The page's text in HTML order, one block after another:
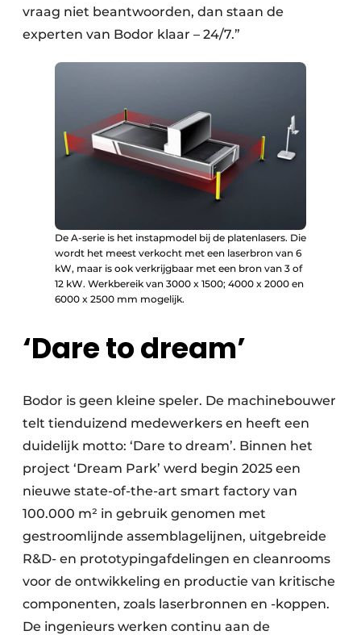
vraag niet beantwoorden, dan staan de
experten van Bodor klaar – 24/7.”
De A-serie is het instapmodel bij de platenlasers. Die
wordt het meest verkocht met een laserbron van 6
kW, maar is ook verkrijgbaar met een bron van 3 of
12 kW. Werkbereik van 3000 x 1500; 4000 x 2000 en
6000 x 2500 mm mogelijk.
‘Dare to dream’
Bodor is geen kleine speler. De machine­bouwer
telt tienduizend medewerkers en heeft een
duidelijk motto: ‘Dare to dream’. Binnen het
project ‘Dream Park’ werd begin 2025 een
nieuwe state-of-the-art smart factory van
100.000 m² in gebruik genomen met
gestroomlijnde assemblagelijnen, uitgebreide
R&D- en prototypingafdelingen en cleanrooms
voor de ontwikkeling en productie van kritische
componenten, zoals laserbronnen en -koppen.
De ingenieurs werken continu aan de